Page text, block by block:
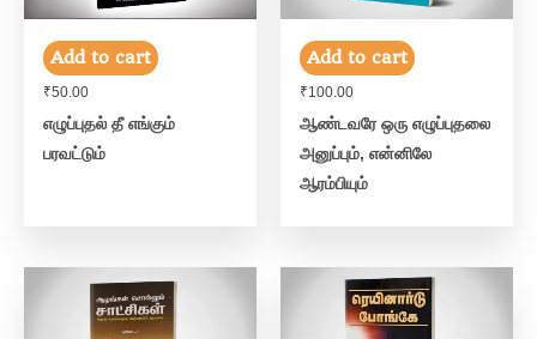
Add to cart
₹50.00
எழுப்புதல் தீ எங்கும்
பரவட்டும்
Add to cart
₹100.00
ஆண்டவரே ஒரு எழுப்புதலை
அனுப்பும், என்னிலே
ஆரம்பியும்